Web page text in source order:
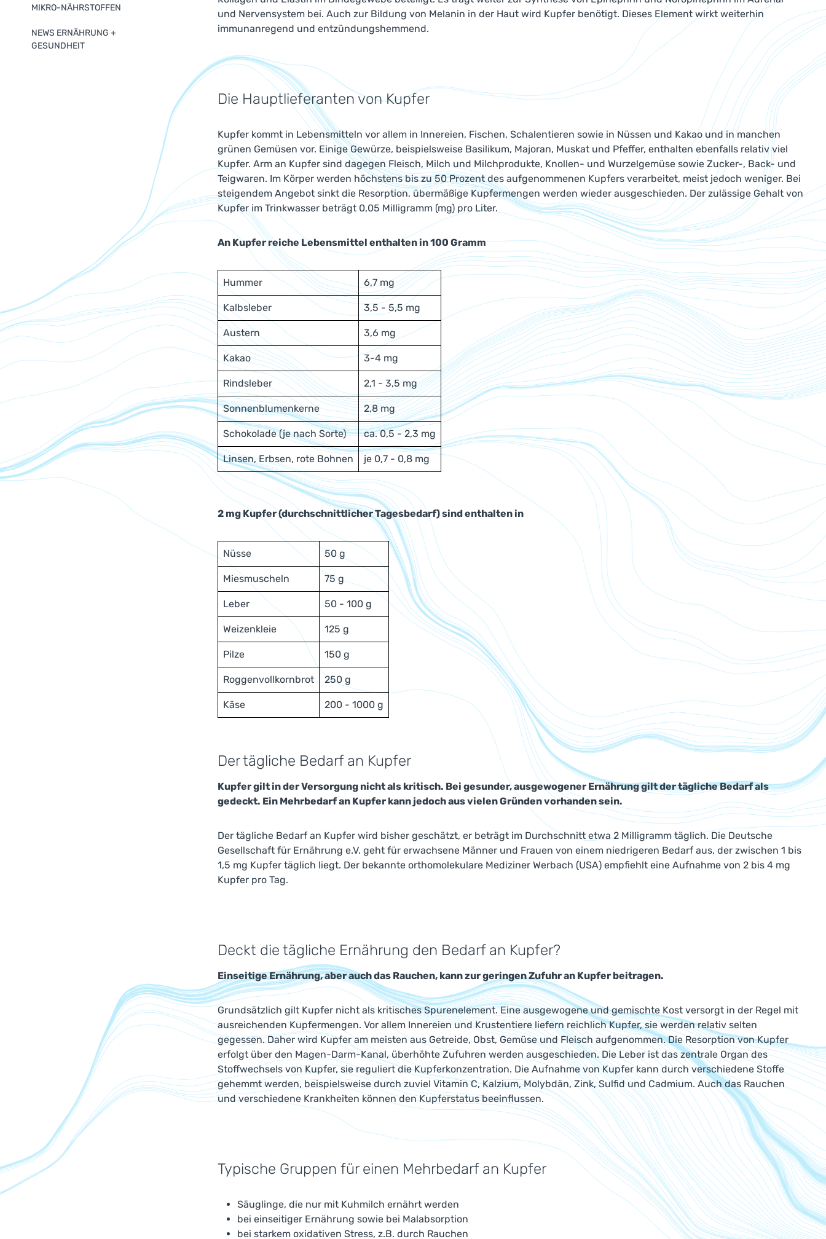
MIKRO-NÄHRSTOFFEN
NEWS ERNÄHRUNG +
GESUNDHEIT
und Nervensystem bei. Auch zur Bildung von Melanin in der Haut wird Kupfer benötigt. Dieses Element wirkt weiterhin
immunanregend und entzündungshemmend.
Die Hauptlieferanten von Kupfer
Kupfer kommt in Lebensmitteln vor allem in Innereien, Fischen, Schalentieren sowie in Nüssen und Kakao und in manchen
grünen Gemüsen vor. Einige Gewürze, beispielsweise Basilikum, Majoran, Muskat und Pfeffer, enthalten ebenfalls relativ viel
Kupfer. Arm an Kupfer sind dagegen Fleisch, Milch und Milchprodukte, Knollen- und Wurzelgemüse sowie Zucker-, Back- und
Teigwaren. Im Körper werden höchstens bis zu 50 Prozent des aufgenommenen Kupfers verarbeitet, meist jedoch weniger. Bei
steigendem Angebot sinkt die Resorption, übermäßige Kupfermengen werden wieder ausgeschieden. Der zulässige Gehalt von
Kupfer im Trinkwasser beträgt 0,05 Milligramm (mg) pro Liter.
An Kupfer reiche Lebensmittel enthalten in 100 Gramm
Hummer 6,7 mg
Kalbsleber 3,5 - 5,5 mg
Austern 3,6 mg
Kakao 3-4 mg
Rindsleber 2,1 - 3,5 mg
Sonnenblumenkerne 2,8 mg
Schokolade (je nach Sorte) ca. 0,5 - 2,3 mg
Linsen, Erbsen, rote Bohnen je 0,7 - 0,8 mg
2 mg Kupfer (durchschnittlicher Tagesbedarf) sind enthalten in
Nüsse 50 g
Miesmuscheln 75 g
Leber 50 - 100 g
Weizenkleie 125 g
Pilze 150 g
Roggenvollkornbrot 250 g
Käse 200 - 1000 g
Der tägliche Bedarf an Kupfer
Kupfer gilt in der Versorgung nicht als kritisch. Bei gesunder, ausgewogener Ernährung gilt der tägliche Bedarf als
gedeckt. Ein Mehrbedarf an Kupfer kann jedoch aus vielen Gründen vorhanden sein.
Der tägliche Bedarf an Kupfer wird bisher geschätzt, er beträgt im Durchschnitt etwa 2 Milligramm täglich. Die Deutsche
Gesellschaft für Ernährung e.V. geht für erwachsene Männer und Frauen von einem niedrigeren Bedarf aus, der zwischen 1 bis
1,5 mg Kupfer täglich liegt. Der bekannte orthomolekulare Mediziner Werbach (USA) empfiehlt eine Aufnahme von 2 bis 4 mg
Kupfer pro Tag.
Deckt die tägliche Ernährung den Bedarf an Kupfer?
Einseitige Ernährung, aber auch das Rauchen, kann zur geringen Zufuhr an Kupfer beitragen.
Grundsätzlich gilt Kupfer nicht als kritisches Spurenelement. Eine ausgewogene und gemischte Kost versorgt in der Regel mit
ausreichenden Kupfermengen. Vor allem Innereien und Krustentiere liefern reichlich Kupfer, sie werden relativ selten
gegessen. Daher wird Kupfer am meisten aus Getreide, Obst, Gemüse und Fleisch aufgenommen. Die Resorption von Kupfer
erfolgt über den Magen-Darm-Kanal, überhöhte Zufuhren werden ausgeschieden. Die Leber ist das zentrale Organ des
Stoffwechsels von Kupfer, sie reguliert die Kupferkonzentration. Die Aufnahme von Kupfer kann durch verschiedene Stoffe
gehemmt werden, beispielsweise durch zuviel Vitamin C, Kalzium, Molybdän, Zink, Sulfid und Cadmium. Auch das Rauchen
und verschiedene Krankheiten können den Kupferstatus beeinflussen.
Typische Gruppen für einen Mehrbedarf an Kupfer
Säuglinge, die nur mit Kuhmilch ernährt werden
bei einseitiger Ernährung sowie bei Malabsorption
bei starkem oxidativen Stress, z.B. durch Rauchen